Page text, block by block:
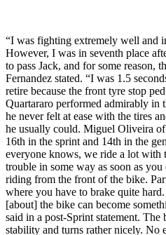
“I was fighting extremely well and
However, I was in seventh place
to pass Jack, and for some reason,
Fernandez stated. “I was 1.5
retire because the front tyre stop
Quartararo performed admirably in
he never felt at ease with the tires
he usually could. Miguel Oliveira of
16th in the sprint and 14th in the
everyone knows, we ride a lot with
trouble in some way as soon as
riding from the front of the bike.
where you have to brake quite
[about] the bike can become
said in a post-Sprint statement. The
stability and turns rather nicely. No